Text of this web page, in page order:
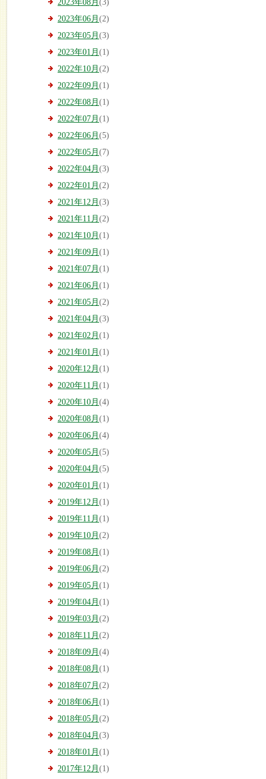
2023年08月 (3)
2023年06月 (2)
2023年05月 (3)
2023年01月 (1)
2022年10月 (2)
2022年09月 (1)
2022年08月 (1)
2022年07月 (1)
2022年06月 (5)
2022年05月 (7)
2022年04月 (3)
2022年01月 (2)
2021年12月 (3)
2021年11月 (2)
2021年10月 (1)
2021年09月 (1)
2021年07月 (1)
2021年06月 (1)
2021年05月 (2)
2021年04月 (3)
2021年02月 (1)
2021年01月 (1)
2020年12月 (1)
2020年11月 (1)
2020年10月 (4)
2020年08月 (1)
2020年06月 (4)
2020年05月 (5)
2020年04月 (5)
2020年01月 (1)
2019年12月 (1)
2019年11月 (1)
2019年10月 (2)
2019年08月 (1)
2019年06月 (2)
2019年05月 (1)
2019年04月 (1)
2019年03月 (2)
2018年11月 (2)
2018年09月 (4)
2018年08月 (1)
2018年07月 (2)
2018年06月 (1)
2018年05月 (2)
2018年04月 (3)
2018年01月 (1)
2017年12月 (1)